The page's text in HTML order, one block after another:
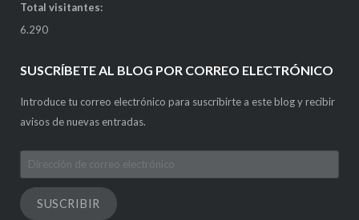
Total visitantes:
6.290
SUSCRÍBETE AL BLOG POR CORREO ELECTRÓNICO
Introduce tu correo electrónico para suscribirte a este blog y recibir
avisos de nuevas entradas.
Dirección
de
correoSUSCRIBIR